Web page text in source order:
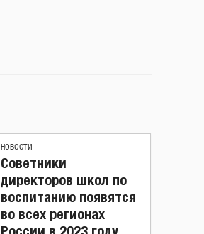
НОВОСТИ
Советники
директоров школ по
воспитанию появятся
во всех регионах